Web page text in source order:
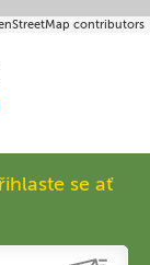
contributors
se ať